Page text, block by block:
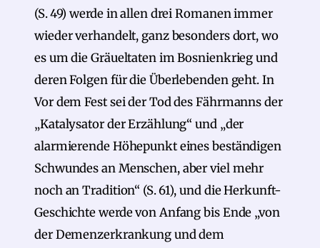
(S. 49) werde in allen drei Romanen immer
wieder verhandelt, ganz besonders dort, wo
es um die Gräueltaten im Bosnienkrieg und
deren Folgen für die Überlebenden geht. In
Vor dem Fest sei der Tod des Fährmanns der
„Katalysator der Erzählung“ und „der
alarmierende Höhepunkt eines beständigen
Schwundes an Menschen, aber viel mehr
noch an Tradition“ (S. 61), und die Herkunft-
Geschichte werde von Anfang bis Ende „von
der Demenzerkrankung und dem